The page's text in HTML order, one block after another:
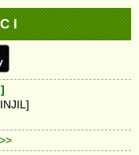
I
>>